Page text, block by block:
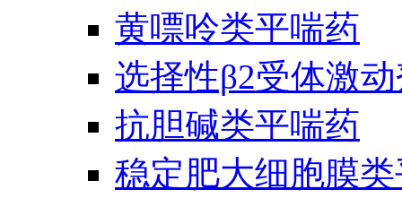
黄嘌呤类平喘药
选择性β2受体激
抗胆碱类平喘药
稳定肥大细胞膜